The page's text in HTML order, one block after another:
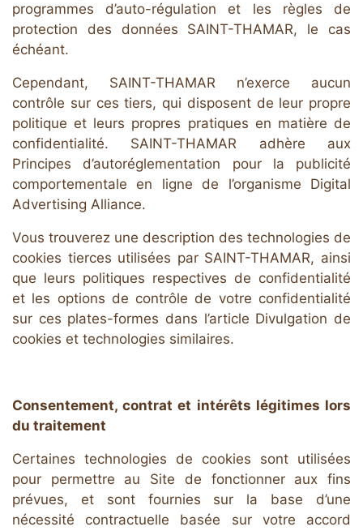
programmes d’auto-régulation et les règles de
protection des données SAINT-THAMAR, le cas
échéant.
Cependant, SAINT-THAMAR n’exerce aucun
contrôle sur ces tiers, qui disposent de leur propre
politique et leurs propres pratiques en matière de
confidentialité. SAINT-THAMAR adhère aux
Principes d’autoréglementation pour la publicité
comportementale en ligne de l’organisme Digital
Advertising Alliance.
Vous trouverez une description des technologies de
cookies tierces utilisées par SAINT-THAMAR, ainsi
que leurs politiques respectives de confidentialité
et les options de contrôle de votre confidentialité
sur ces plates-formes dans l’article Divulgation de
cookies et technologies similaires.
Consentement, contrat et intérêts légitimes lors
du traitement
Certaines technologies de cookies sont utilisées
pour permettre au Site de fonctionner aux fins
prévues, et sont fournies sur la base d’une
nécessité contractuelle basée sur votre accord